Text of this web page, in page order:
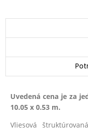
Uvedená cena je za
10.05 x 0.53 m.
Vliesová